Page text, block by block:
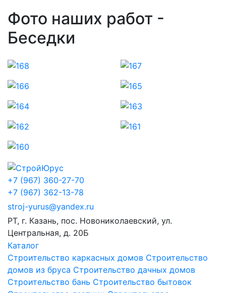
Фото наших работ -
Беседки
+7 (967) 360-27-70
+7 (967) 362-13-78
stroj-yurus@yandex.ru
РТ, г. Казань, пос. Новониколаевский, ул.
Центральная, д. 20Б
Каталог
Строительство каркасных домов Строительство
домов из бруса Строительство дачных домов
Строительство бань Строительство бытовок